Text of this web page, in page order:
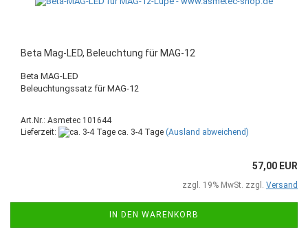
Beta Mag-LED, Beleuchtung für MAG-12
Beta MAG-LED
Beleuchtungssatz für MAG-12
Art.Nr.: Asmetec 101644
Lieferzeit:
ca. 3-4 Tage (Ausland abweichend)
57,00 EUR
zzgl. 19% MwSt. zzgl. Versand
IN DEN WARENKORB